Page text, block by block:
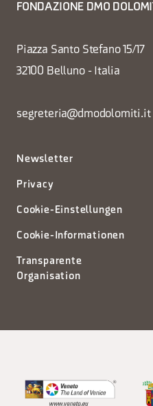
FONDAZIONE DMO
Piazza Santo Stefano 15/17
32100 Belluno - Italia
segreteria@dmodolomiti.it
Newsletter
Privacy
Cookie-Einstellungen
Cookie-Informationen
Transparente
Organisation